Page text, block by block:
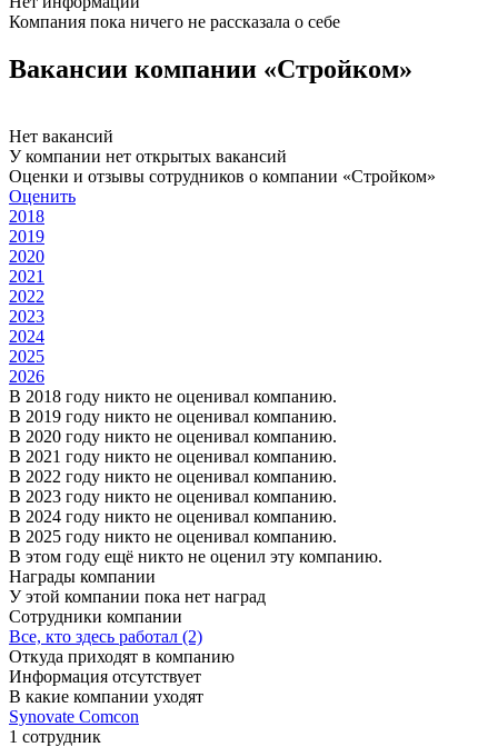
Компания пока ничего не рассказала о себе
Вакансии компании «Стройком»
Нет вакансий
У компании нет открытых вакансий
Оценки и отзывы сотрудников о компании «Стройком»
Оценить
2018
2019
2020
2021
2022
2023
2024
2025
2026
В 2018 году никто не оценивал компанию.
В 2019 году никто не оценивал компанию.
В 2020 году никто не оценивал компанию.
В 2021 году никто не оценивал компанию.
В 2022 году никто не оценивал компанию.
В 2023 году никто не оценивал компанию.
В 2024 году никто не оценивал компанию.
В 2025 году никто не оценивал компанию.
В этом году ещё никто не оценил эту компанию.
Награды компании
У этой компании пока нет наград
Сотрудники компании
Все, кто здесь работал (2)
Откуда приходят в компанию
Информация отсутствует
В какие компании уходят
Synovate Comcon
1 сотрудник